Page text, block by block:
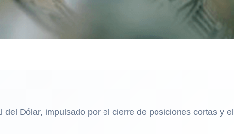
Dólar, impulsado por el cierre de posiciones cortas y el